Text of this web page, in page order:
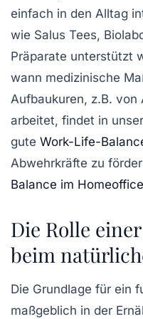
einfach in den Alltag
wie Salus Tees,
Präparate unterstützt
wann medizinische
Aufbaukuren, z.B.
arbeitet, findet in
gute Work-Life-
Abwehrkräfte zu
Balance im Homeoffice
Die Rolle
beim
Die Grundlage für ein
maßgeblich in der